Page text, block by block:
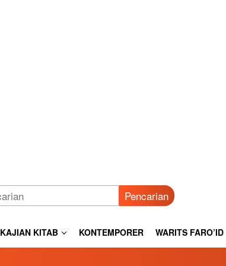
Pencarian
KAJIAN KITAB KONTEMPORER WARITS FARO’ID